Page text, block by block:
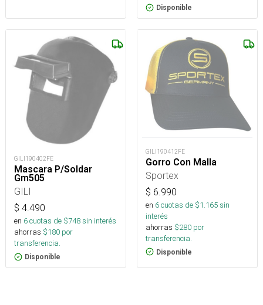
Disponible
GILI190402FE
Mascara P/Soldar
Gm505
GILI
$ 4.490
en 6cuotas de $748sin interés
ahorras $180 por
transferencia.
Disponible
GILI190412FE
Gorro Con Malla
Sportex
$ 6.990
en 6cuotas de $1.165sin
interés
ahorras $280 por
transferencia.
Disponible